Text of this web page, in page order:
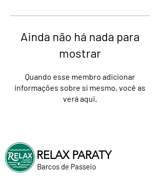
Ainda não há nada para
mostrar
Quando esse membro adicionar
informações sobre si mesmo, você as
verá aqui.
RELAX PARATY
Barcos de Passeio